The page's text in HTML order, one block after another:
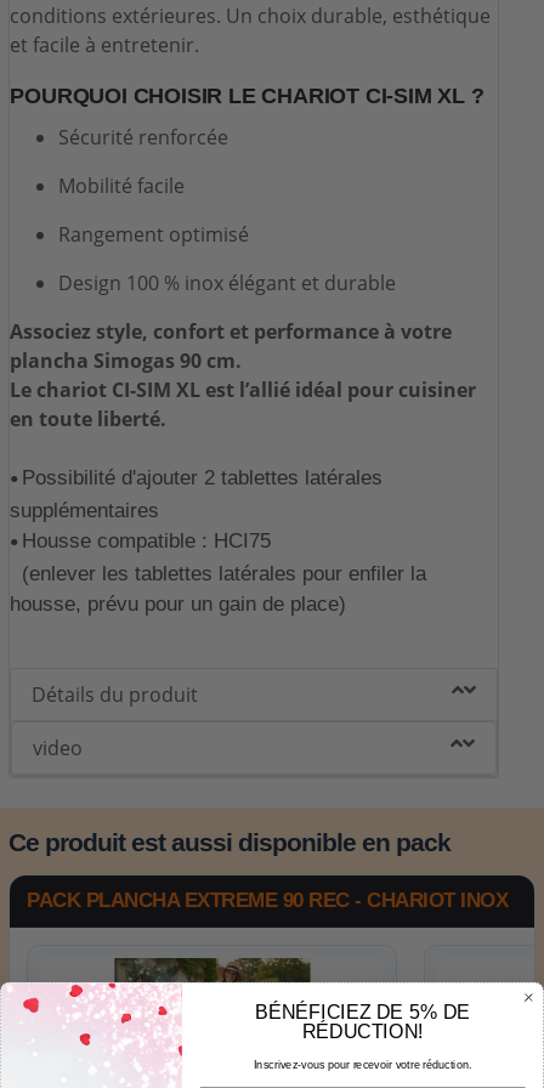
conditions extérieures. Un choix durable, esthétique
et facile à entretenir.
POURQUOI CHOISIR LE CHARIOT CI-SIM XL ?
Sécurité renforcée
Mobilité facile
Rangement optimisé
Design 100 % inox élégant et durable
Associez style, confort et performance à votre
plancha Simogas 90 cm.
Le chariot CI-SIM XL est l’allié idéal pour cuisiner
en toute liberté.
• Possibilité d'ajouter 2 tablettes latérales
supplémentaires
• Housse compatible : HCI75
(enlever les tablettes latérales pour enfiler la
housse, prévu pour un gain de place)
Détails du produit
video
Ce produit est aussi disponible en pack
PACK PLANCHA EXTREME 90 REC - CHARIOT INOX
+
BÉNÉFICIEZ DE 5% DE
RÉDUCTION!
Inscrivez-vous pour recevoir votre réduction.